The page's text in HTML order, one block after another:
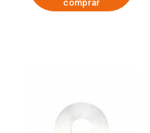
comprar